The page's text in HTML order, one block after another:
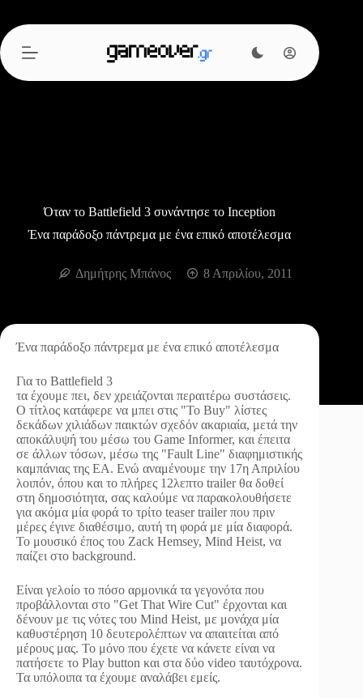
περιεχόμενο
Όταν το Battlefield 3 συνάντησε το Inception
Ένα παράδοξο πάντρεμα με ένα επικό αποτέλεσμα
Δημήτρης Μπάνος 8 Απριλίου, 2011
Ένα παράδοξο πάντρεμα με ένα επικό αποτέλεσμα
Για το Battlefield 3
τα έχουμε πει, δεν χρειάζονται περαιτέρω συστάσεις.
Ο τίτλος κατάφερε να μπει στις "To Buy" λίστες
δεκάδων χιλιάδων παικτών σχεδόν ακαριαία, μετά την
αποκάλυψή του μέσω του Game Informer, και έπειτα
σε άλλων τόσων, μέσω της "Fault Line" διαφημιστικής
καμπάνιας της EA. Ενώ αναμένουμε την 17η Απριλίου
λοιπόν, όπου και το πλήρες 12λεπτο trailer θα δοθεί
στη δημοσιότητα, σας καλούμε να παρακολουθήσετε
για ακόμα μία φορά το τρίτο teaser trailer που πριν
μέρες έγινε διαθέσιμο, αυτή τη φορά με μία διαφορά.
Το μουσικό έπος του Zack Hemsey, Mind Heist, να
παίζει στο background.
Είναι γελοίο το πόσο αρμονικά τα γεγονότα που
προβάλλονται στο "Get That Wire Cut" έρχονται και
δένουν με τις νότες του Mind Heist, με μονάχα μία
καθυστέρηση 10 δευτερολέπτων να απαιτείται από
μέρους μας. Το μόνο που έχετε να κάνετε είναι να
πατήσετε το Play button και στα δύο video ταυτόχρονα.
Τα υπόλοιπα τα έχουμε αναλάβει εμείς.